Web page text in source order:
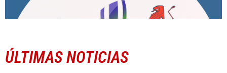
ÚLTIMAS NOTICIAS